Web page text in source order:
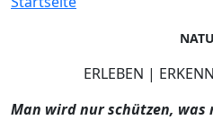
ERLEBEN |
Man wird nur schützen, was